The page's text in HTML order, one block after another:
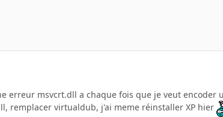
erreur msvcrt.dll a chaque fois que je veut encoder
remplacer virtualdub, j'ai meme réinstaller XP hier